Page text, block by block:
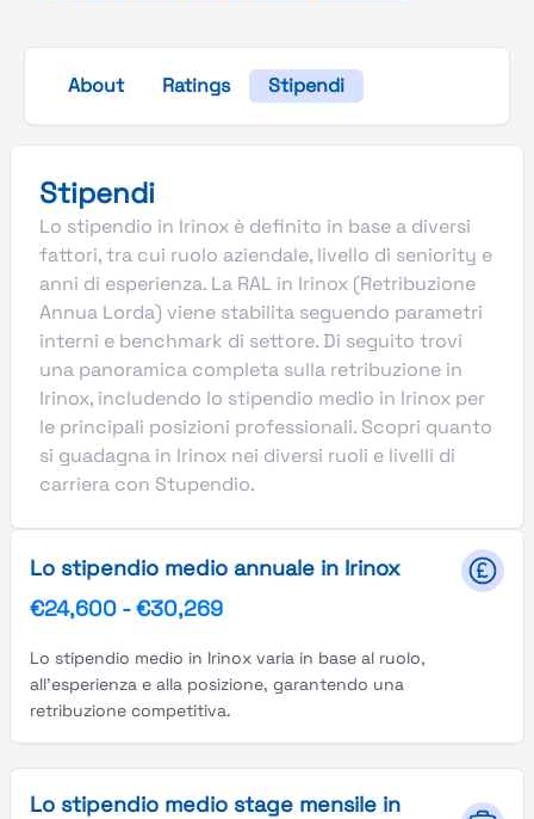
About Ratings Stipendi
Stipendi
Lo stipendio in Irinox è definito in base a diversi
fattori, tra cui ruolo aziendale, livello di seniority e
anni di esperienza. La RAL in Irinox (Retribuzione
Annua Lorda) viene stabilita seguendo parametri
interni e benchmark di settore. Di seguito trovi
una panoramica completa sulla retribuzione in
Irinox, includendo lo stipendio medio in Irinox per
le principali posizioni professionali. Scopri quanto
si guadagna in Irinox nei diversi ruoli e livelli di
carriera con Stupendio.
Lo stipendio medio annuale in Irinox
€24,600 -€30,269
Lo stipendio medio in Irinox varia in base al ruolo,
all'esperienza e alla posizione, garantendo una
retribuzione competitiva.
Lo stipendio medio stage mensile in